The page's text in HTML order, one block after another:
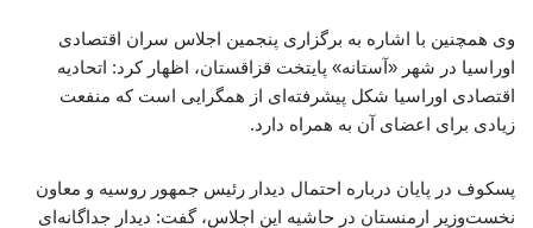
وی همچنین با اشاره به برگزاری پنجمین اجلاس سران اقتصادی
اوراسیا در شهر «آستانه» پایتخت قزاقستان، اظهار کرد: اتحادیه
اقتصادی اوراسیا شکل پیشرفته‌ای از همگرایی است که منفعت
زیادی برای اعضای آن به همراه دارد.
پسکوف در پایان درباره احتمال دیدار رئیس جمهور روسیه و معاون
نخست‌وزیر ارمنستان در حاشیه این اجلاس، گفت: دیدار جداگانه‌ای